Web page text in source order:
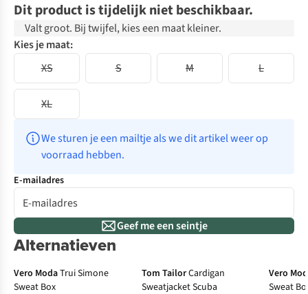
Dit product is tijdelijk niet beschikbaar.
Valt groot. Bij twijfel, kies een maat kleiner.
Kies je maat:
XS
S M L
XL
We sturen je een mailtje als we dit artikel weer op
voorraad hebben.
E-mailadres
Geef me een seintje
Alternatieven
New
Vero ModaTrui Simone
Sweat Box
Tom TailorCardigan
Sweatjacket Scuba
Vero
Sweat